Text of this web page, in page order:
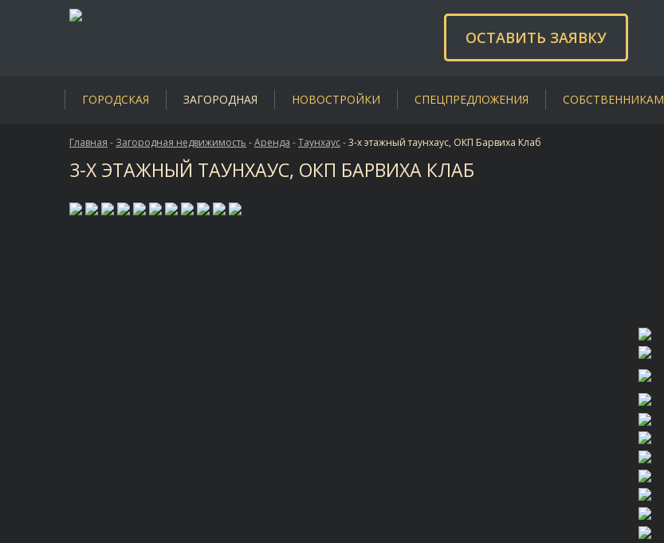
ОСТАВИТЬ ЗАЯВКУ
ГОРОДСКАЯ ЗАГОРОДНАЯ НОВОСТРОЙКИ СПЕЦПРЕДЛОЖЕНИЯ СОБСТВЕННИКАМ
Главная - Загородная недвижимость -Аренда -Таунхаус-3-х этажный таунхаус, ОКП Барвиха Клаб
3-Х ЭТАЖНЫЙ ТАУНХАУС, ОКП БАРВИХА КЛАБ